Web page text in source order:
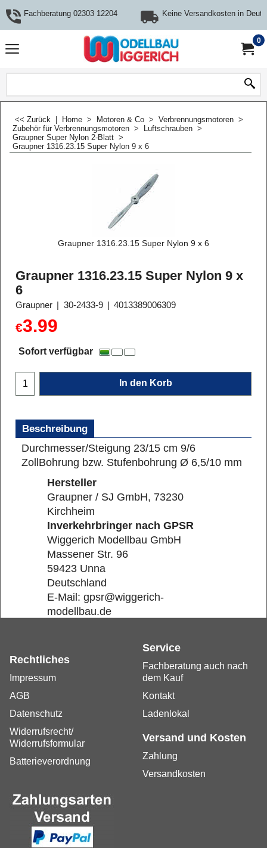
Fachberatung 02303 12204 Keine Versandkosten in
0
<< Zurück Home > Motoren & Co > Verbrennungsmotoren >
Zubehör für Verbrennungsmotoren > Luftschrauben >
Graupner Super Nylon 2-Blatt >
Graupner 1316.23.15 Super Nylon 9 x 6
Graupner 1316.23.15 Super Nylon 9 x 6
Graupner 1316.23.15 Super Nylon 9 x
6
Graupner 30-2433-9 4013389006309
€3.99
Sofort verfügbar
In den Korb
Beschreibung
Durchmesser/Steigung 23/15 cm 9/6
ZollBohrung bzw. Stufenbohrung Ø 6,5/10 mm
Hersteller
Graupner / SJ GmbH, 73230
Kirchheim
Inverkehrbringer nach GPSR
Wiggerich Modellbau GmbH
Massener Str. 96
59423 Unna
Deutschland
E-Mail: gpsr@wiggerich-
modellbau.de
Service
Fachberatung auch nach
dem Kauf
Kontakt
Ladenlokal
Rechtliches
Impressum
AGB
Datenschutz
Widerrufsrecht/
Widerrufsformular
Batterieverordnung
Versand und Kosten
Zahlung
Versandkosten